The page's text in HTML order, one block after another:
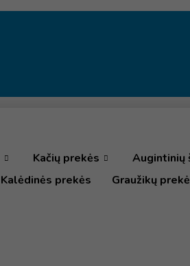
Kačių prekės Augintinių
Kalėdinės prekės
Graužikų